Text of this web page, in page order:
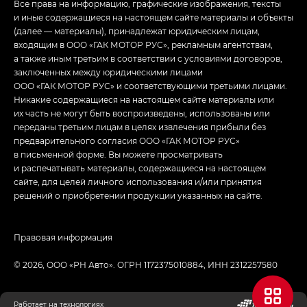
Все права на информацию, графические изображения, тексты
и иные содержащиеся на настоящем сайте материалы и объекты
(далее — материалы), принадлежат юридическим лицам,
входящим в ООО «ГАК МОТОР РУС», рекламным агентствам,
а также иным третьим в соответствии с условиями договоров,
заключенных между юридическими лицами
ООО «ГАК МОТОР РУС» и соответствующими третьими лицами.
Никакие содержащиеся на настоящем сайте материалы или
их часть не могут быть воспроизведены, использованы или
переданы третьим лицам в целях извлечения прибыли без
предварительного согласия ООО «ГАК МОТОР РУС»
в письменной форме. Вы можете просматривать
и распечатывать материалы, содержащиеся на настоящем
сайте, для целей личного использования и/или принятия
решений о приобретении продукции указанных на сайте.
© 2026, ООО «РН Авто». ОГРН 1172375010884, ИНН 2312257580
Правовая информация
Работает на технологиях